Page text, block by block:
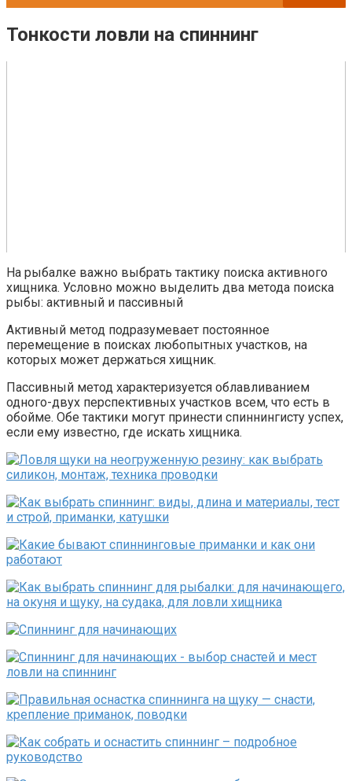
Тонкости ловли на спиннинг
На рыбалке важно выбрать тактику поиска активного
хищника. Условно можно выделить два метода поиска
рыбы: активный и пассивный
Активный метод подразумевает постоянное
перемещение в поисках любопытных участков, на
которых может держаться хищник.
Пассивный метод характеризуется облавливанием
одного-двух перспективных участков всем, что есть в
обойме. Обе тактики могут принести спиннингисту успех,
если ему известно, где искать хищника.